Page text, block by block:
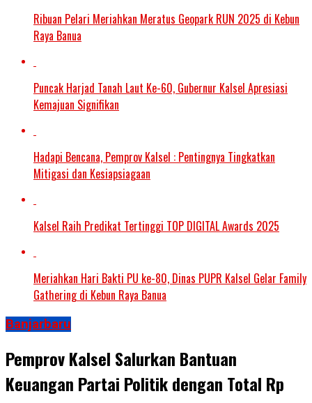
Ribuan Pelari Meriahkan Meratus Geopark RUN 2025 di Kebun
Raya Banua
Puncak Harjad Tanah Laut Ke-60, Gubernur Kalsel Apresiasi
Kemajuan Signifikan
Hadapi Bencana, Pemprov Kalsel : Pentingnya Tingkatkan
Mitigasi dan Kesiapsiagaan
Kalsel Raih Predikat Tertinggi TOP DIGITAL Awards 2025
Meriahkan Hari Bakti PU ke-80, Dinas PUPR Kalsel Gelar Family
Gathering di Kebun Raya Banua
Banjarbaru
Pemprov Kalsel Salurkan Bantuan
Keuangan Partai Politik dengan Total Rp